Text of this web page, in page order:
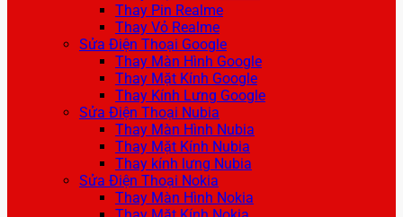
Thay Pin Realme
Thay Vỏ Realme
Sửa Điện Thoại Google
Thay Màn Hình Google
Thay Mặt Kính Google
Thay Kính Lưng Google
Sửa Điện Thoại Nubia
Thay Màn Hình Nubia
Thay Mặt Kính Nubia
Thay kính lưng Nubia
Sửa Điện Thoại Nokia
Thay Màn Hình Nokia